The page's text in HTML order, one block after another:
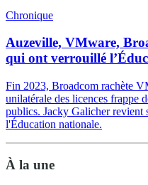
Chronique
Auzeville, VMware,
qui ont verrouillé
Fin 2023, Broadcom rachète
unilatérale des licences frappe
publics. Jacky Galicher revient
l'Éducation nationale.
À la une